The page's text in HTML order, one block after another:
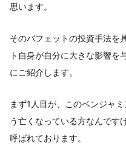
思います。
そのバフェットの投資手法を
ト自身が自分に大きな影響を
にご紹介します。
まず1人目が、このベンジャ
う亡くなっている方なんです
呼ばれております。